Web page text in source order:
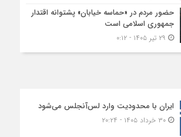
حضور مردم در «حماسه خیابان» پشتوانه اقتدار
جمهوری اسلامی است
ایران با محدودیت وارد لس‌آنجلس می‌شود
۳۰ خرداد ۱۴۰۵ - ۲۰:۲۴